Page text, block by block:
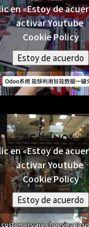
en «Estoy de
activar Youtube
Cookie Policy
Estoy de acuerdo
en «Estoy de
activar Youtube
Cookie Policy
Estoy de acuerdo